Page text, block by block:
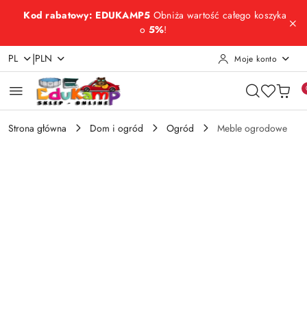
Przejdź do treści głównej
Przejdź do wyszukiwarki
Przejdź do moje konto
Przejdź do menu głównego
Przejdź do opisu produktu
Przejdź do stopki
Kod rabatowy: EDUKAMP5 Obniża wartość całego koszyka
o 5%!
PL |PLN Moje konto
Strona główna Dom i ogród Ogród Meble ogrodowe